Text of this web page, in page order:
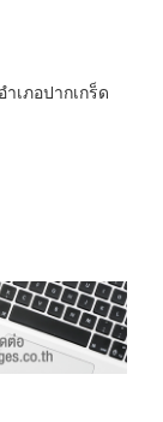
เภอปากเกร็ด